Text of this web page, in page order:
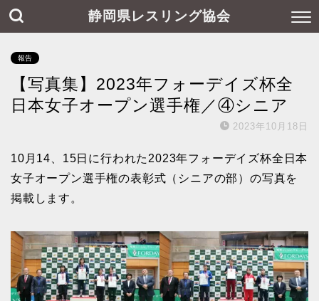
静岡県レスリング協会
報告
【写真集】2023年フォーデイズ杯全
日本女子オープン選手権／④シニア
2023年10月18日
10月14、15日に行われた2023年フォーデイズ杯全日本
女子オープン選手権の表彰式（シニアの部）の写真を
掲載します。